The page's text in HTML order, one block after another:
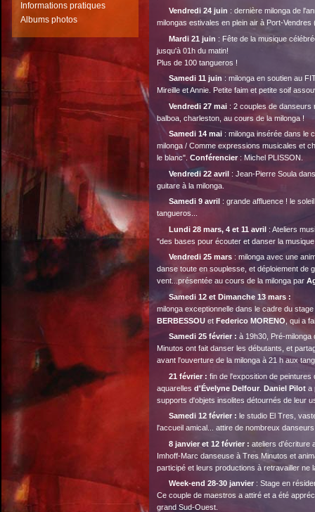
Informations pratiques
Albums photos
Vendredi 24 juin : dernière milonga de
milongas estivales en plein air à Port-
Mardi 21 juin : Fête de la musique
jusqu'à 01h du matin!
Plus de 100 tangueros !
Samedi 11 juin : milonga en soutien au
Mireille et Annie. Petite faim et petite soif
Vendredi 27 mai: 2 couples de danseurs
balboa, charleston, au cours de la milonga !
Samedi 14 mai : milonga insérée dans le
milonga / Comme expressions musicales et
le blanc". Conférencier : Michel PLISSON.
Vendredi 22 avril: Jean-Pierre Soula
guitare à la milonga.
Samedi 9 avril: grande affluence ! le
tangueros...
Lundi 28 mars, 4 et 11 avril: Ateliers
"des bases pour écouter et danser la
Vendredi 25 mars : milonga avec une
danse toute en souplesse, et déploiement de
vent...présentée au cours de la milonga par
Samedi 12 et Dimanche 13 mars :
milonga exceptionnelle dans le cadre du
BERBESSOU et Federico MORENO , qui a
Samedi 25 février : à 19h30, Pré-
Minutos ont fait danser les débutants, et
avant l'ouverture de la milonga à 21 h aux
21 février : fin de l'exposition de peintures
aquarelles d'Évelyne Delfour Daniel Pilot a
supports d'objets insolites détournés de leur
Samedi 12 février : le studio El Tres,
l'accueil amical... attire de nombreux
8 janvier et 12 février : ateliers d'écriture
Imhoff-Marc danseuse à Tres Minutos et
participé et leurs productions à retravailler ne
Week-end 28-30 janvier: Stage en
Ce couple de maestros a attiré et a été
grand Sud-Ouest.